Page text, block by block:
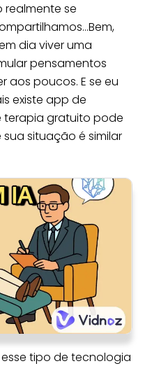
se
dia viver uma
pensamentos
aos poucos. E se eu
existe app de
terapia gratuito pode
situação é similar
tipo de tecnologia